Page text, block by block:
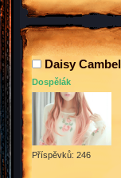
Daisy
Dospělák
Příspěvků: 246